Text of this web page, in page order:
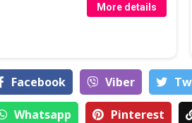
More details
Facebook Viber
Whatsapp Pinterest